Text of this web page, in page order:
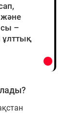
және
–
ұлттық